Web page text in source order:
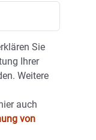
Sie
Ihrer
Weitere
auch
von